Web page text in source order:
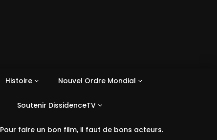
Histoire Nouvel Ordre Mondial
Soutenir DissidenceTV
Pour faire un bon film, il faut de bons acteurs.